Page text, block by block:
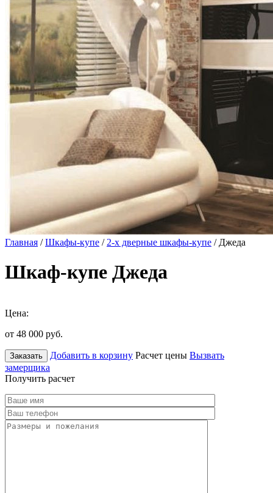
Главная /Шкафы-купе / 2-х дверные шкафы-купе / Джеда
Шкаф-купе Джеда
Цена:
от 48 000 руб.
Заказать Добавить в корзину Расчет цены Вызвать
замерщика
Получить расчет